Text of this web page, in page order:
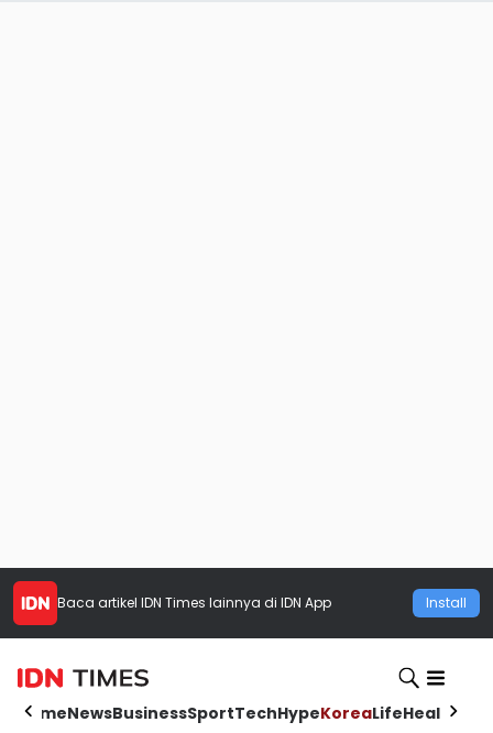
Baca artikel IDN Times lainnya di IDN App Install
HomeNewsBusinessSportTechHypeKoreaLifeHealth